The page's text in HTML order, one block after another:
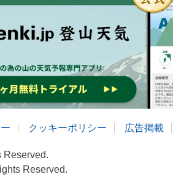
クッキーポリシー 広告掲載
Reserved.
Reserved.